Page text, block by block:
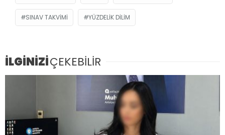
SINAV TAKVIMI YÜZDELIK DILIM
İLGİNİZİÇEKEBİLİR